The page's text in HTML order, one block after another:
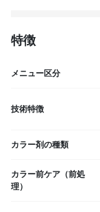
特徴
メニュー区分
技術特徴
カラー剤の種類
カラー前ケア（前処
理）